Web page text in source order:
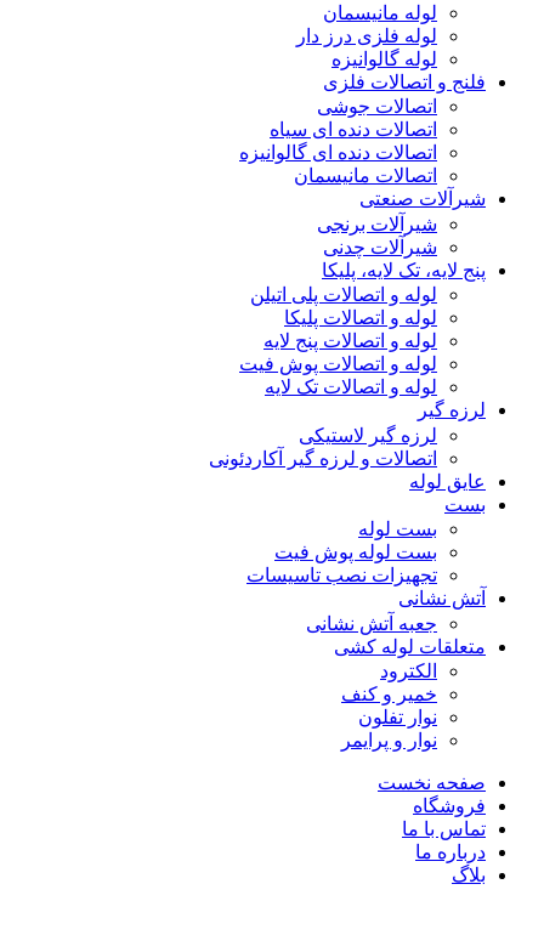
لوله مانیسمان
لوله فلزی درز دار
لوله گالوانیزه
فلنج و اتصالات فلزی
اتصالات جوشی
اتصالات دنده ای سیاه
اتصالات دنده ای گالوانیزه
اتصالات مانیسمان
شیرآلات صنعتی
شیرآلات برنجی
شیرآلات چدنی
پنج لایه، تک لایه، پلیکا
لوله و اتصالات پلی اتیلن
لوله و اتصالات پلیکا
لوله و اتصالات پنج لایه
لوله و اتصالات پوش فیت
لوله و اتصالات تک لایه
لرزه گیر
لرزه گیر لاستیکی
اتصالات و لرزه گیر آکاردئونی
عایق لوله
بست
بست لوله
بست لوله پوش فیت
تجهیزات نصب تاسیسات
آتش نشانی
جعبه آتش نشانی
متعلقات لوله کشی
الکترود
خمیر و کنف
نوار تفلون
نوار و پرایمر
صفحه نخست
فروشگاه
تماس با ما
درباره ما
بلاگ